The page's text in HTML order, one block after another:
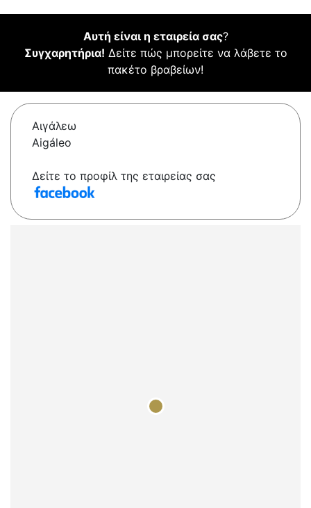
Αυτή είναι η εταιρεία σας?
Συγχαρητήρια! Δείτε πώς μπορείτε να λάβετε το
πακέτο βραβείων!
Αιγάλεω
Aigáleo
Δείτε το προφίλ της εταιρείας σας